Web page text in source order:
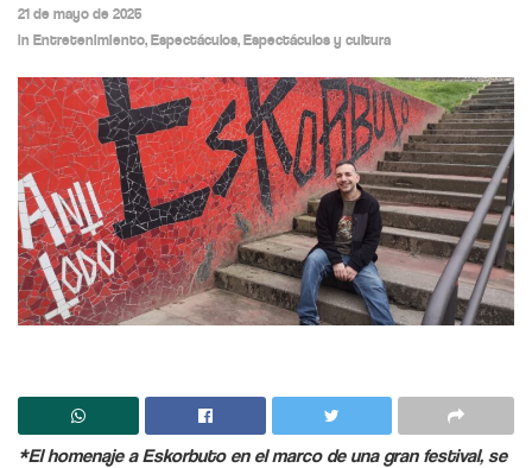
21 de mayo de 2025
in Entretenimiento, Espectáculos, Espectáculos y cultura
*El homenaje a Eskorbuto en el marco de una gran festival, se